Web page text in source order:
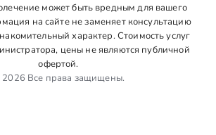
может быть вредным для вашего
на сайте не заменяет консультацию
характер. Стоимость услуг
цены не являются публичной
офертой.
Все права защищены.